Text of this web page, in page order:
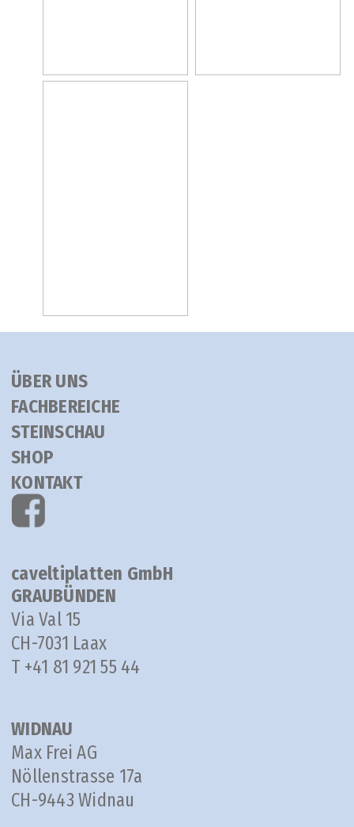
ÜBER UNS
FACHBEREICHE
STEINSCHAU
SHOP
KONTAKT
caveltiplatten GmbH
GRAUBÜNDEN
Via Val 15
CH-7031 Laax
T +41 81 921 55 44
WIDNAU
Max Frei AG
Nöllenstrasse 17a
CH-9443 Widnau